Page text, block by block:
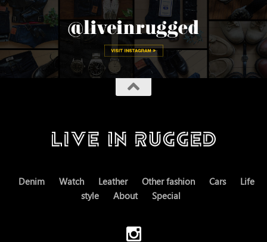
Denim Watch Leather Other fashion Cars
Life
style
About Special